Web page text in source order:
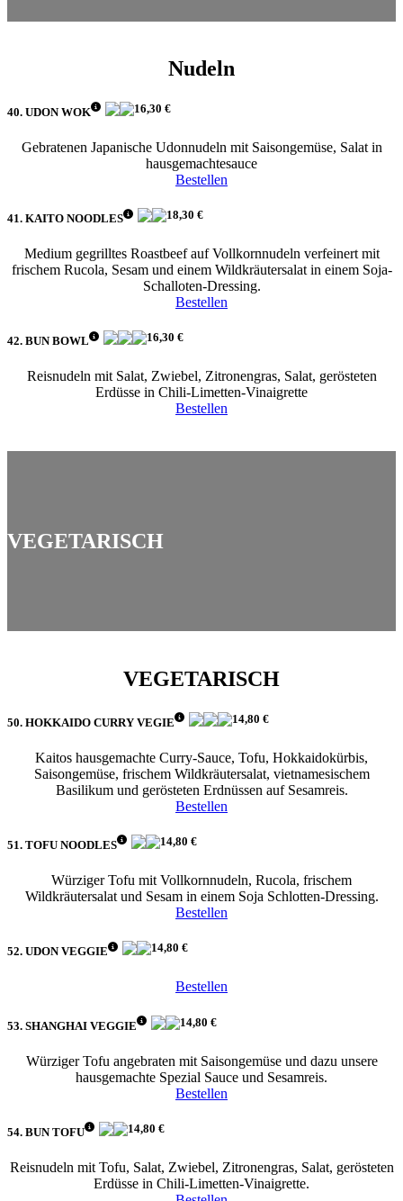
Nudeln
40. UDON WOK 16,30 €
Gebratenen Japanische Udonnudeln mit Saisongemüse, Salat in
hausgemachtesauce
Bestellen
41. KAITO NOODLES 18,30 €
Medium gegrilltes Roastbeef auf Vollkornnudeln verfeinert mit
frischem Rucola, Sesam und einem Wildkräutersalat in einem Soja-
Schalloten-Dressing.
Bestellen
42. BUN BOWL 16,30 €
Reisnudeln mit Salat, Zwiebel, Zitronengras, Salat, gerösteten
Erdüsse in Chili-Limetten-Vinaigrette
Bestellen
VEGETARISCH
VEGETARISCH
50. HOKKAIDO CURRY VEGIE 14,80 €
Kaitos hausgemachte Curry-Sauce, Tofu, Hokkaidokürbis,
Saisongemüse, frischem Wildkräutersalat, vietnamesischem
Basilikum und gerösteten Erdnüssen auf Sesamreis.
Bestellen
51. TOFU NOODLES 14,80 €
Würziger Tofu mit Vollkornnudeln, Rucola, frischem
Wildkräutersalat und Sesam in einem Soja Schlotten-Dressing.
Bestellen
52. UDON VEGGIE 14,80 €
Bestellen
53. SHANGHAI VEGGIE 14,80 €
Würziger Tofu angebraten mit Saisongemüse und dazu unsere
hausgemachte Spezial Sauce und Sesamreis.
Bestellen
54. BUN TOFU 14,80 €
Reisnudeln mit Tofu, Salat, Zwiebel, Zitronengras, Salat, gerösteten
Erdüsse in Chili-Limetten-Vinaigrette.